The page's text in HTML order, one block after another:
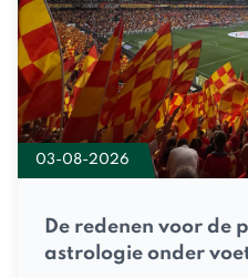
03-08-2026
De redenen voor de
astrologie onder